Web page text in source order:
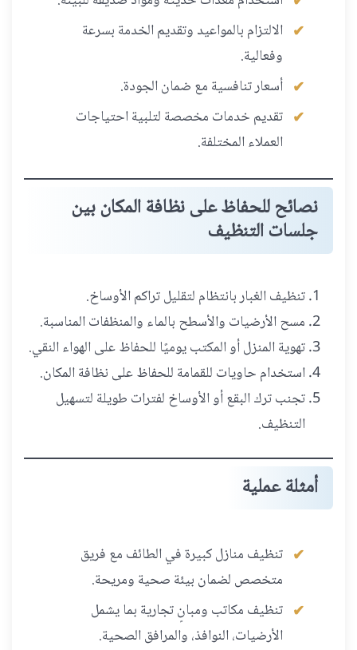
الالتزام بالمواعيد وتقديم الخدمة بسرعة
وفعالية.
أسعار تنافسية مع ضمان الجودة.
تقديم خدمات مخصصة لتلبية احتياجات
العملاء المختلفة.
نصائح للحفاظ على نظافة المكان بين
جلسات التنظيف
تنظيف الغبار بانتظام لتقليل تراكم الأوساخ.
مسح الأرضيات والأسطح بالماء والمنظفات المناسبة.
تهوية المنزل أو المكتب يوميًا للحفاظ على الهواء النقي.
استخدام حاويات للقمامة للحفاظ على نظافة المكان.
تجنب ترك البقع أو الأوساخ لفترات طويلة لتسهيل
التنظيف.
أمثلة عملية
تنظيف منازل كبيرة في الطائف مع فريق
متخصص لضمان بيئة صحية ومريحة.
تنظيف مكاتب ومبانٍ تجارية بما يشمل
الأرضيات، النوافذ، والمرافق الصحية.